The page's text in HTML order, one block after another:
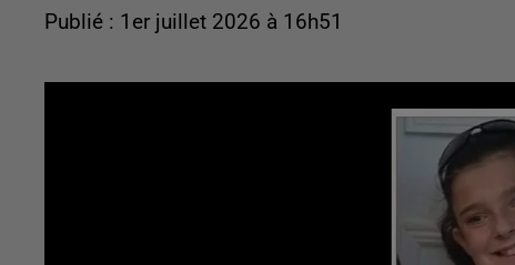
Publié : 1er juillet 2026 à 16h51